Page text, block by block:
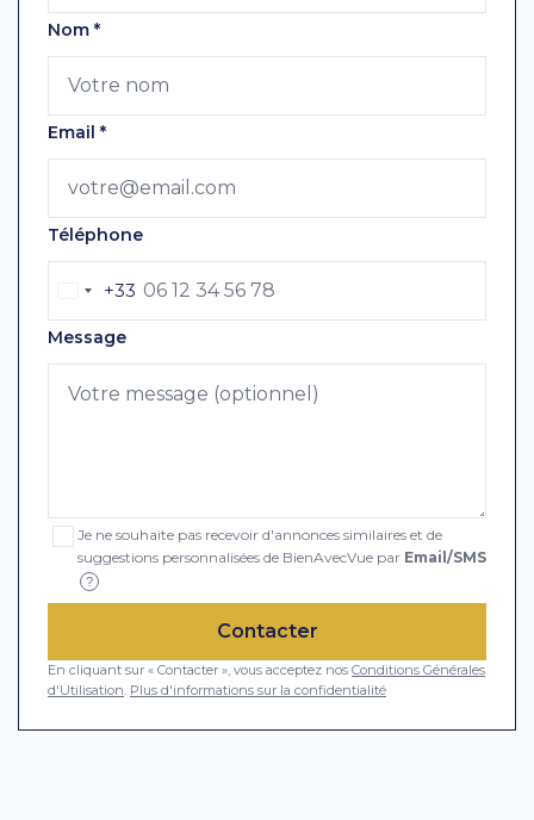
Nom *
Email *
Téléphone
+33
Message
Je ne souhaite pas recevoir d'annonces similaires et de
suggestions personnalisées de BienAvecVue par Email/SMS
?
Contacter
En cliquant sur « Contacter », vous acceptez nos Conditions Générales
d'Utilisation Plus d'informations sur la confidentialité